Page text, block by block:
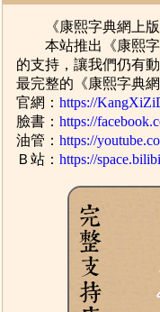
《康熙字典網上版
本站推出《康熙字
的支持，讓我們仍有
最完整的《康熙字典網
官網：https://
臉書：https://
油管：https://
Ｂ站：https://